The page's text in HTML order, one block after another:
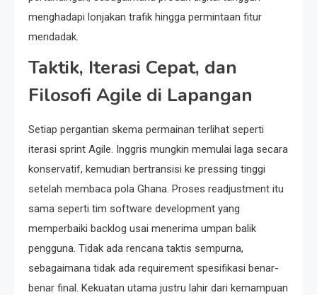
menghadapi lonjakan trafik hingga permintaan fitur
mendadak.
Taktik, Iterasi Cepat, dan
Filosofi Agile di Lapangan
Setiap pergantian skema permainan terlihat seperti
iterasi sprint Agile. Inggris mungkin memulai laga secara
konservatif, kemudian bertransisi ke pressing tinggi
setelah membaca pola Ghana. Proses readjustment itu
sama seperti tim software development yang
memperbaiki backlog usai menerima umpan balik
pengguna. Tidak ada rencana taktis sempurna,
sebagaimana tidak ada requirement spesifikasi benar-
benar final. Kekuatan utama justru lahir dari kemampuan